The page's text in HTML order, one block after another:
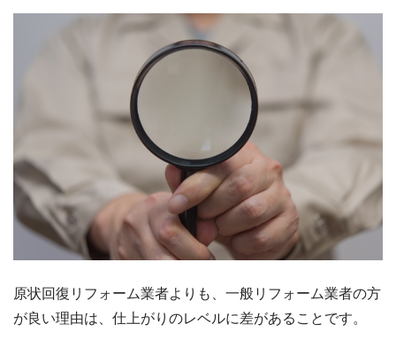
原状回復リフォーム業者よりも、一般リフォーム業者の方
が良い理由は、仕上がりのレベルに差があることです。